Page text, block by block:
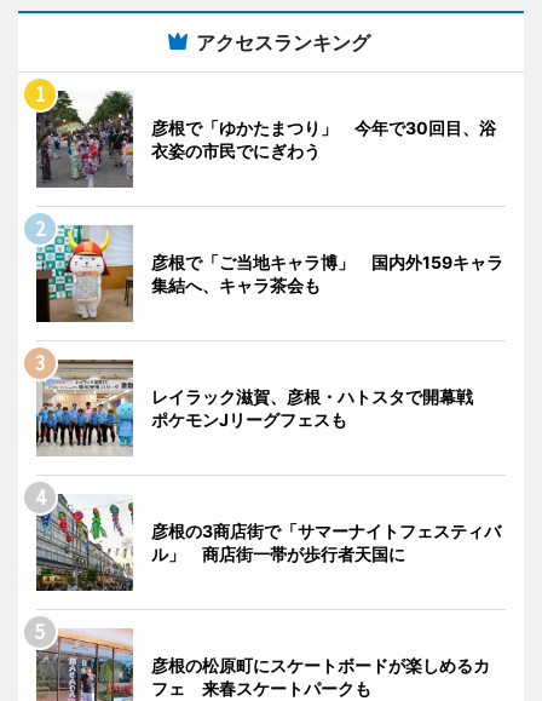
アクセスランキング
彦根で「ゆかたまつり」 今年で30回目、浴
衣姿の市民でにぎわう
彦根で「ご当地キャラ博」 国内外159キャラ
集結へ、キャラ茶会も
レイラック滋賀、彦根・ハトスタで開幕戦
ポケモンJリーグフェスも
彦根の3商店街で「サマーナイトフェスティバ
ル」 商店街一帯が歩行者天国に
彦根の松原町にスケートボードが楽しめるカ
フェ 来春スケートパークも